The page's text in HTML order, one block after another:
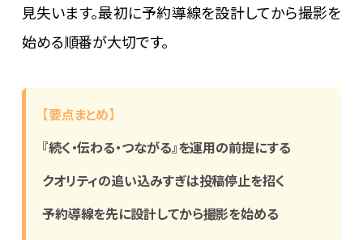
見失います。最初に予約導線を設計してから撮影を
始める順番が大切です。
【要点まとめ】
『続く・伝わる・つながる』を運用の前提にする
クオリティの追い込みすぎは投稿停止を招く
予約導線を先に設計してから撮影を始める